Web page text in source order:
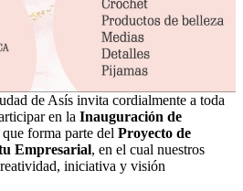
de Asís invita cordialmente a toda
en la Inauguración de
forma parte del Proyecto de
Empresarial, en el cual nuestros
iniciativa y visión